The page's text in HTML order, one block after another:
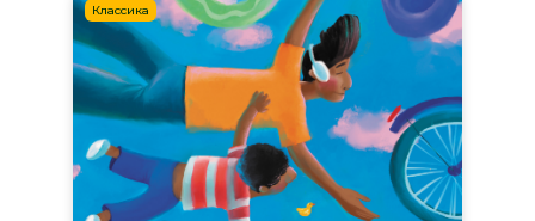
Классика